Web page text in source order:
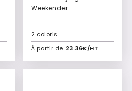
Weekender
À partir de 23.36€/HT
2 coloris
Ajouter à mon devis